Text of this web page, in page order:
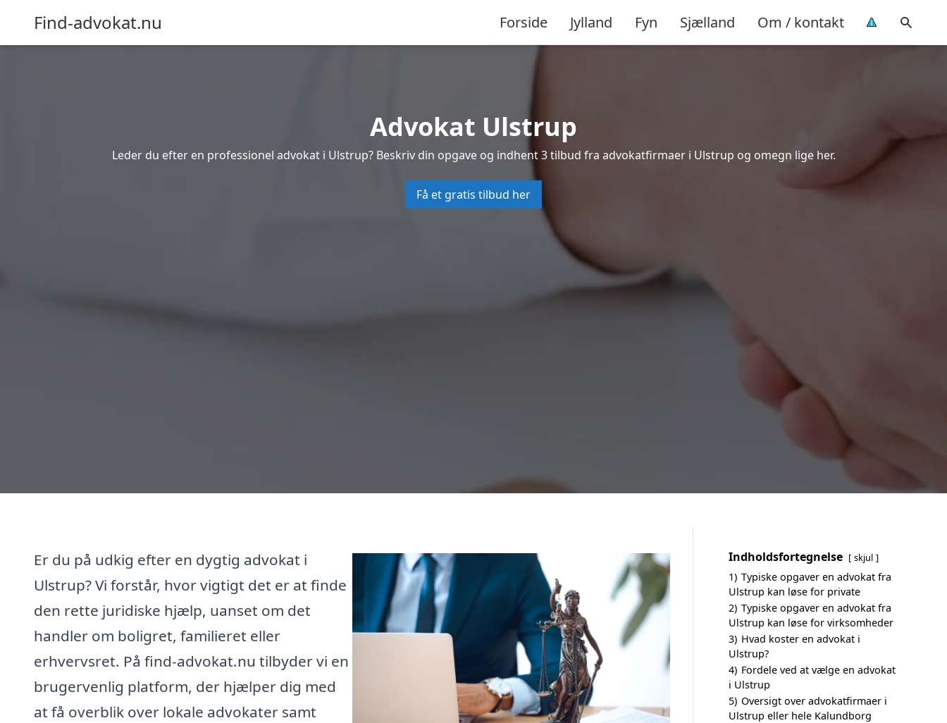
Find-advokat.nu Forside Jylland Fyn Sjælland Om / kontakt
Advokat Ulstrup
Leder du efter en professionel advokat i Ulstrup? Beskriv din opgave og indhent 3 tilbud fra advokatfirmaer i Ulstrup og omegn lige her.
Få et gratis tilbud her
Er du på udkig efter en dygtig advokat i
Ulstrup? Vi forstår, hvor vigtigt det er at finde
den rette juridiske hjælp, uanset om det
handler om boligret, familieret eller
erhvervsret. På find-advokat.nu tilbyder vi en
brugervenlig platform, der hjælper dig med
at få overblik over lokale advokater samt
Indholdsfortegnelse skjul
1) Typiske opgaver en advokat fra
Ulstrup kan løse for private
2) Typiske opgaver en advokat fra
Ulstrup kan løse for virksomheder
3) Hvad koster en advokat i
Ulstrup?
4) Fordele ved at vælge en advokat
i Ulstrup
5) Oversigt over advokatfirmaer i
Ulstrup eller hele Kalundborg